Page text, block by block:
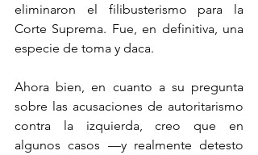
eliminaron el filibusterismo para la
Corte Suprema. Fue, en definitiva, una
especie de toma y daca.
Ahora bien, en cuanto a su pregunta
sobre las acusaciones de autoritarismo
contra la izquierda, creo que en
algunos casos —y realmente detesto